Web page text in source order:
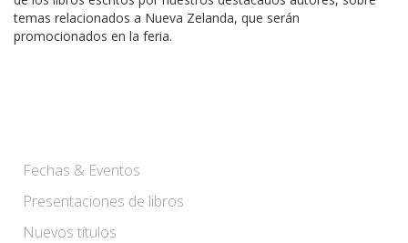
temas relacionados a Nueva Zelanda, que serán
promocionados en la feria.
Fechas & Eventos
Presentaciones de libros
Nuevos títulos